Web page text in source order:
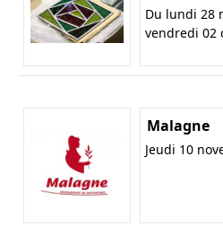
Du lundi 28
vendredi 02
Malagne
Jeudi 10